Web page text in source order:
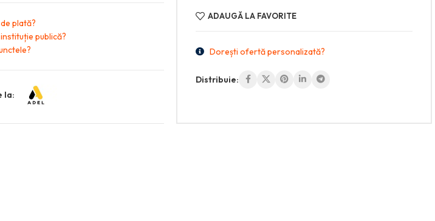
plată?
publică?
la:
ADAUGĂ LA FAVORITE
Dorești ofertă personalizată?
Distribuie: